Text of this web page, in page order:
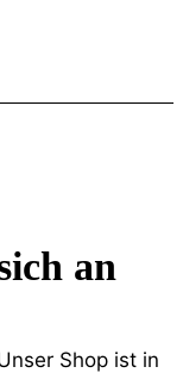
an
Shop ist in